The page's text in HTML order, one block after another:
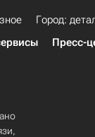
Город:
Пресс-